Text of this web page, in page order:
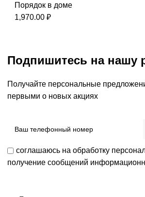
Порядок в доме
1,970.00 ₽
Подпишитесь на нашу
Получайте персональные
первыми о новых акциях
соглашаюсь на обработку
получение сообщений